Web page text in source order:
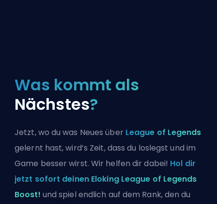
Was kommt als
Nächstes?
Jetzt, wo du was Neues über League of Legends
gelernt hast, wird’s Zeit, dass du loslegst und im
Game besser wirst. Wir helfen dir dabei! Hol dir
jetzt sofort deinen Eloking League of Legends
Boost! und spiel endlich auf dem Rank, den du